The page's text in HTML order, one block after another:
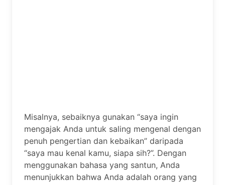
Misalnya, sebaiknya gunakan “saya ingin
mengajak Anda untuk saling mengenal dengan
penuh pengertian dan kebaikan” daripada
“saya mau kenal kamu, siapa sih?”. Dengan
menggunakan bahasa yang santun, Anda
menunjukkan bahwa Anda adalah orang yang